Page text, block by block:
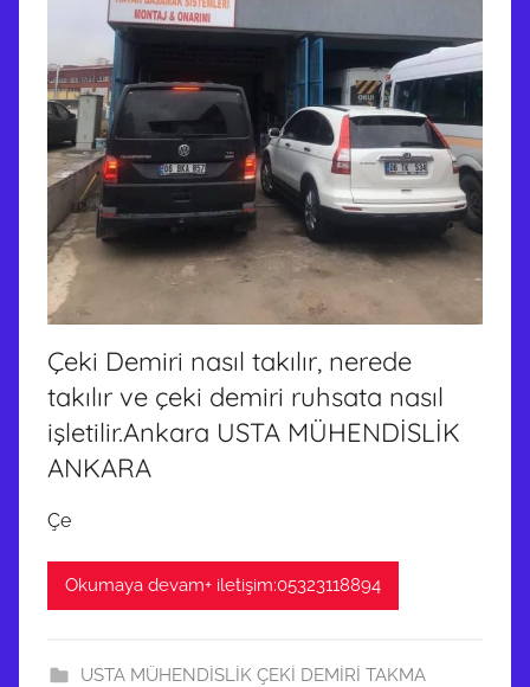
Çeki Demiri nasıl takılır, nerede
takılır ve çeki demiri ruhsata nasıl
işletilir.Ankara USTA MÜHENDİSLİK
ANKARA
Çe
Okumaya devam+ iletişim:05323118894
USTA MÜHENDİSLİK ÇEKİ DEMİRİ TAKMA